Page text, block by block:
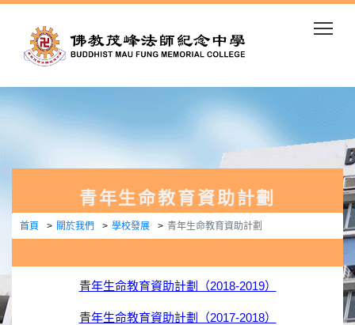
青年生命教育資助計劃
首頁 關於我們 學校發展 青年生命教育資助計劃
青年生命教育資助計劃（2018-2019）
青年生命教育資助計劃（2017-2018）